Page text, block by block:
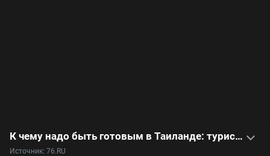
К чему надо быть готовым в Таиланде: туристка о плюсах и минусах отдыха в этой стране. Видео
Источник: 76.RU